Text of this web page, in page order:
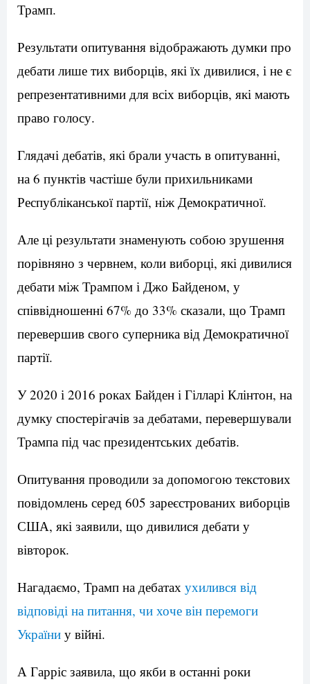
Трамп.
Результати опитування відображають думки про
дебати лише тих виборців, які їх дивилися, і не є
репрезентативними для всіх виборців, які мають
право голосу.
Глядачі дебатів, які брали участь в опитуванні,
на 6 пунктів частіше були прихильниками
Республіканської партії, ніж Демократичної.
Але ці результати знаменують собою зрушення
порівняно з червнем, коли виборці, які дивилися
дебати між Трампом і Джо Байденом, у
співвідношенні 67% до 33% сказали, що Трамп
перевершив свого суперника від Демократичної
партії.
У 2020 і 2016 роках Байден і Гілларі Клінтон, на
думку спостерігачів за дебатами, перевершували
Трампа під час президентських дебатів.
Опитування проводили за допомогою текстових
повідомлень серед 605 зареєстрованих виборців
США, які заявили, що дивилися дебати у
вівторок.
Нагадаємо, Трамп на дебатах ухилився від
відповіді на питання, чи хоче він перемоги
України у війні.
А Гарріс заявила, що якби в останні роки